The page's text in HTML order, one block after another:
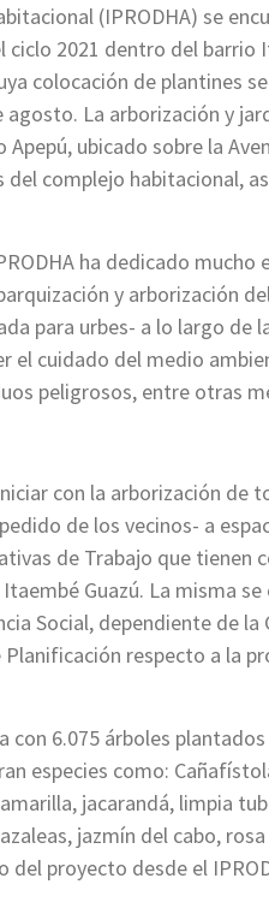
(IPRODHA) se
2021 dentro del barrio
colocación de plantines
La arborización y
ubicado sobre la
complejo habitacional,
ha dedicado mucho
y arborización
para urbes- a lo largo de
cuidado del medio
peligrosos, entre otras
con la arborización de
de los vecinos- a
de Trabajo que tienen
Guazú. La misma se
Social, dependiente de la
respecto a la
6.075 árboles
especies como:
jacarandá, limpia
jazmín del cabo,
del proyecto desde el